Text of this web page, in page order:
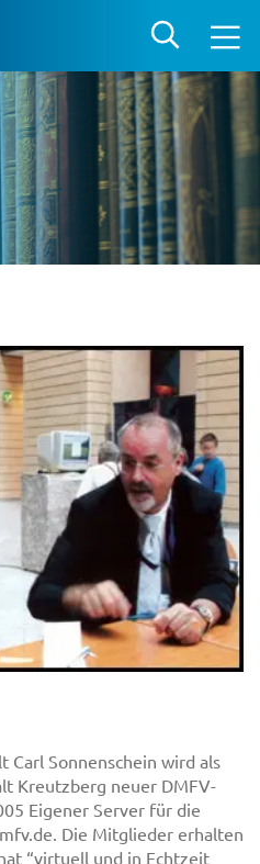
Carl Sonnenschein wird als
Kreutzberg neuer DMFV-
Eigener Server für die
Die Mitglieder erhalten
“virtuell und in Echtzeit